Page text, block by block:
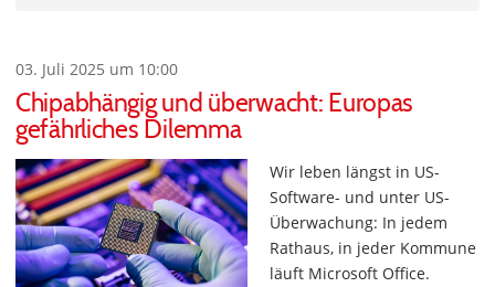
03. Juli 2025 um 10:00
Chipabhängig und überwacht: Europas
gefährliches Dilemma
Wir leben längst in US-
Software- und unter US-
Überwachung: In jedem
Rathaus, in jeder Kommune
läuft Microsoft Office.